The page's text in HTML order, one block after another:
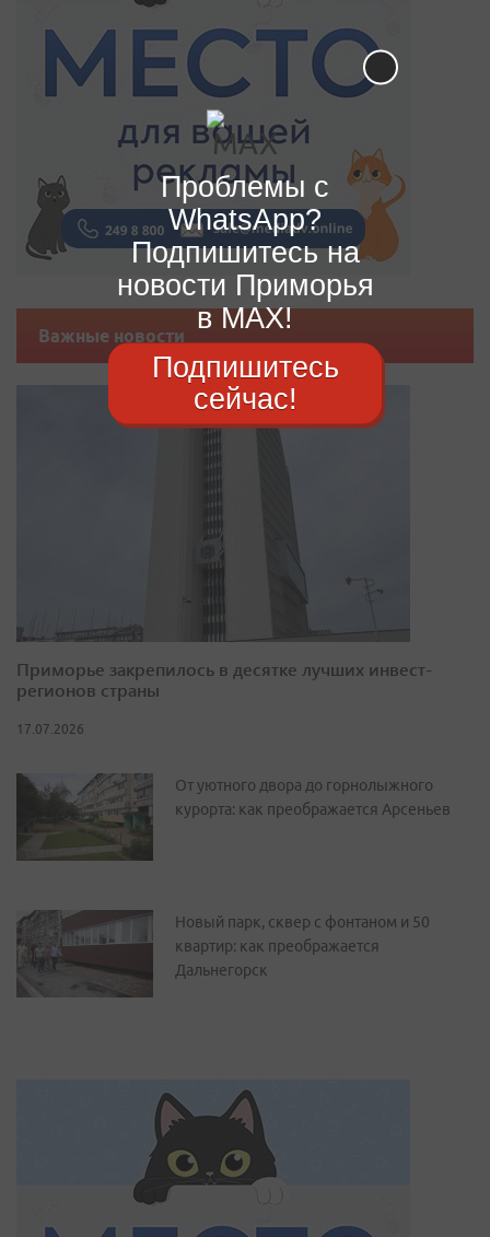
Важные новости
Приморье закрепилось в десятке лучших инвест-
регионов страны
17.07.2026
От уютного двора до горнолыжного
курорта: как преображается Арсеньев
Новый парк, сквер с фонтаном и 50
квартир: как преображается
Дальнегорск
Проблемы с
WhatsApp?
Подпишитесь на
новости Приморья
в MAX!
Подпишитесь
сейчас!